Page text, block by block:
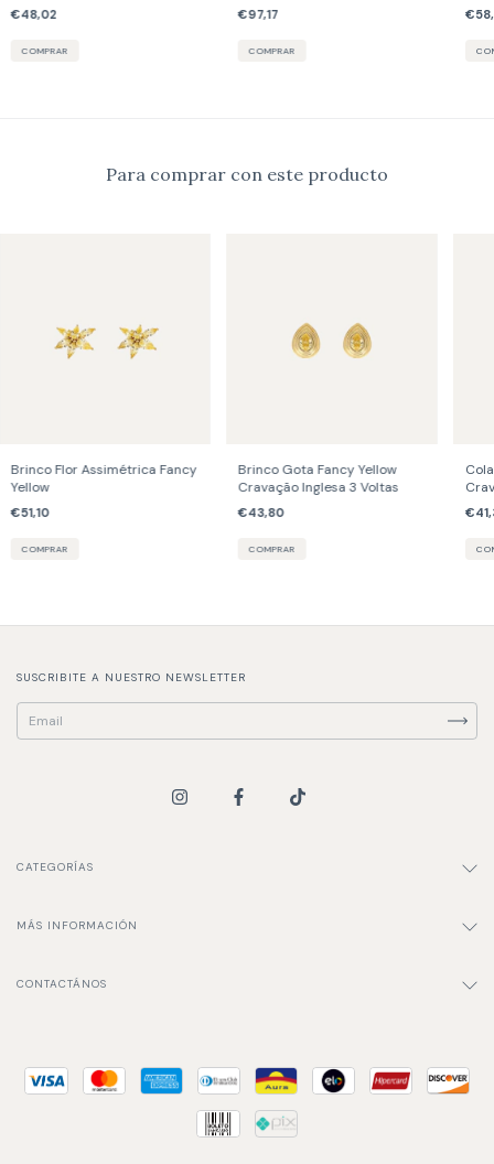
€48,02
COMPRAR
€97,17
COMPRAR
Para comprar con este producto
Brinco Flor Assimétrica Fancy
Yellow
€51,10
Brinco Gota Fancy Yellow
Cravação Inglesa 3 Voltas
€43,80
SUSCRIBITE A NUESTRO NEWSLETTER
CATEGORÍAS
MÁS INFORMACIÓN
CONTACTÁNOS